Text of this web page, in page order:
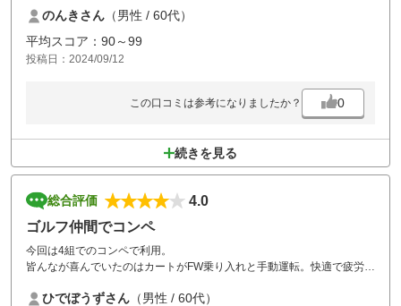
のんきさん （男性 / 60代）
平均スコア：90～99
投稿日：2024/09/12
この口コミは参考になりましたか？ 0
続きを見る
総合評価
4.0
ゴルフ仲間でコンペ
今回は4組でのコンペで利用。
皆んなが喜んでいたのはカートがFW乗り入れと手動運転。快適で疲労度
また機会があれば是非利用させて頂きます。
ひでぼうずさん （男性 / 60代）